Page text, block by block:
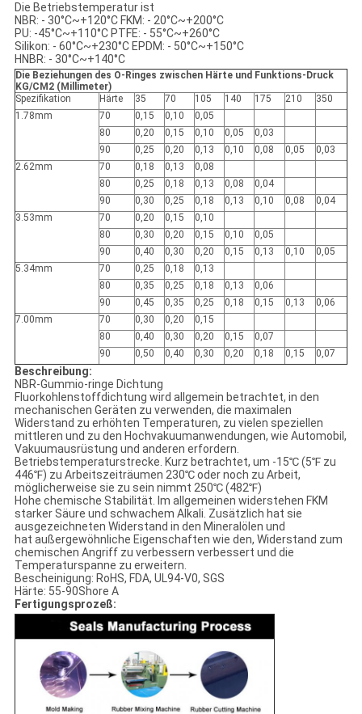
Die Betriebstemperatur ist
NBR: - 30°C~+120°C FKM: - 20°C~+200°C
PU: -45°C~+110°C PTFE: - 55°C~+260°C
Silikon: - 60°C~+230°C EPDM: - 50°C~+150°C
HNBR: - 30°C~+140°C
Die Beziehungen des O-Ringes zwischen Härte und Funktions-Druck
KG/CM2 (Millimeter)
Spezifikation
Härte 35 70 105 140 175 210
350
1.78mm
70 0,15 0,10
0,05
80
0,20 0,15 0,10 0,05
0,03
90
0,25 0,20 0,13 0,10 0,08 0,05
0,03
2.62mm
70 0,18 0,13
0,08
80
0,25 0,18 0,13 0,08
0,04
90
0,30 0,25 0,18 0,13 0,10 0,08
0,04
3.53mm
70 0,20 0,15
0,10
80
0,30 0,20 0,15 0,10
0,05
90
0,40 0,30 0,20 0,15 0,13 0,10
0,05
5.34mm
70 0,25 0,18
0,13
80
0,35 0,25 0,18 0,13
0,06
90
0,45 0,35 0,25 0,18 0,15 0,13
0,06
7.00mm
70 0,30 0,20
0,15
80
0,40 0,30 0,20 0,15
0,07
90
0,50 0,40 0,30 0,20 0,18 0,15 0,07
Beschreibung:
NBR-Gummio-ringe Dichtung
Fluorkohlenstoffdichtung wird allgemein betrachtet, in den
mechanischen Geräten zu verwenden, die maximalen
Widerstand zu erhöhten Temperaturen, zu vielen speziellen
mittleren und zu den Hochvakuumanwendungen, wie Automobil,
Vakuumausrüstung und anderen erfordern.
Betriebstemperaturstrecke. Kurz betrachtet, um -15℃ (5℉ zu
446℉) zu Arbeitszeiträumen 230℃ oder noch zu Arbeit,
möglicherweise sie zu sein nimmt 250℃ (482℉)
Hohe chemische Stabilität. Im allgemeinen widerstehen FKM
starker Säure und schwachem Alkali. Zusätzlich hat sie
ausgezeichneten Widerstand in den Mineralölen und
hat außergewöhnliche Eigenschaften wie den, Widerstand zum
chemischen Angriff zu verbessern verbessert und die
Temperaturspanne zu erweitern.
Bescheinigung: RoHS, FDA, UL94-V0, SGS
Härte: 55-90Shore A
Fertigungsprozeß: